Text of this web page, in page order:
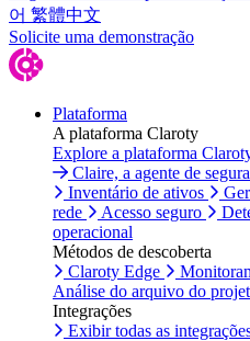
어 繁體中文
Solicite uma demonstração
Plataforma
A plataforma Claroty
Explore a plataforma
Claire, a agente de
Inventário de ativos
rede
Acesso seguro
operacional
Métodos de descoberta
Claroty Edge
Análise do arquivo do
Integrações
Exibir todas as